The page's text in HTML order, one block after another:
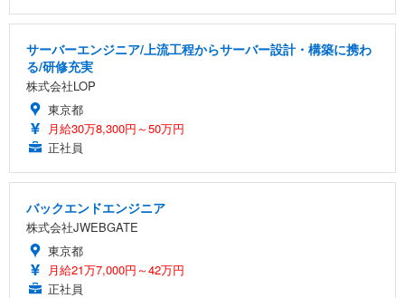
サーバーエンジニア/上流工程からサーバー設計・構築に携わ
る/研修充実
株式会社LOP
東京都
月給30万8,300円～50万円
正社員
バックエンドエンジニア
株式会社JWEBGATE
東京都
月給21万7,000円～42万円
正社員